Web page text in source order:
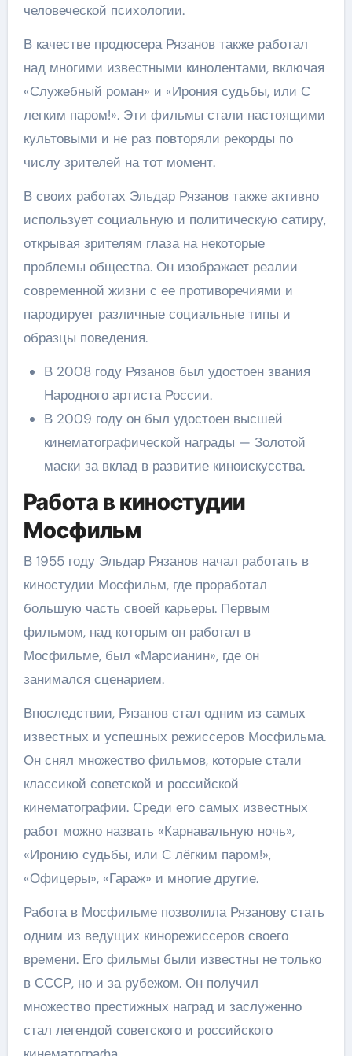
человеческой психологии.
В качестве продюсера Рязанов также работал
над многими известными кинолентами, включая
«Служебный роман» и «Ирония судьбы, или С
легким паром!». Эти фильмы стали настоящими
культовыми и не раз повторяли рекорды по
числу зрителей на тот момент.
В своих работах Эльдар Рязанов также активно
использует социальную и политическую сатиру,
открывая зрителям глаза на некоторые
проблемы общества. Он изображает реалии
современной жизни с ее противоречиями и
пародирует различные социальные типы и
образцы поведения.
В 2008 году Рязанов был удостоен звания
Народного артиста России.
В 2009 году он был удостоен высшей
кинематографической награды — Золотой
маски за вклад в развитие киноискусства.
Работа в киностудии
Мосфильм
В 1955 году Эльдар Рязанов начал работать в
киностудии Мосфильм, где проработал
большую часть своей карьеры. Первым
фильмом, над которым он работал в
Мосфильме, был «Марсианин», где он
занимался сценарием.
Впоследствии, Рязанов стал одним из самых
известных и успешных режиссеров Мосфильма.
Он снял множество фильмов, которые стали
классикой советской и российской
кинематографии. Среди его самых известных
работ можно назвать «Карнавальную ночь»,
«Иронию судьбы, или С лёгким паром!»,
«Офицеры», «Гараж» и многие другие.
Работа в Мосфильме позволила Рязанову стать
одним из ведущих кинорежиссеров своего
времени. Его фильмы были известны не только
в СССР, но и за рубежом. Он получил
множество престижных наград и заслуженно
стал легендой советского и российского